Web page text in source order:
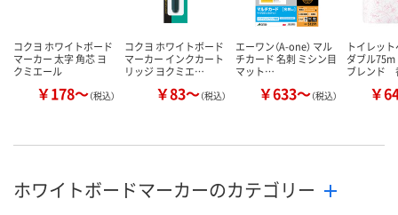
コクヨ ホワイトボード
マーカー 太字 角芯 ヨ
クミエール
￥178～（税込）
コクヨ ホワイトボード
マーカー インクカート
リッジ ヨクミエ…
￥83～（税込）
エーワン（A-one） マル
チカード 名刺 ミシン目
マット…
￥633～（税込）
トイレッ
ダブル
ブレン
￥
ホワイトボードマーカーのカテゴリー